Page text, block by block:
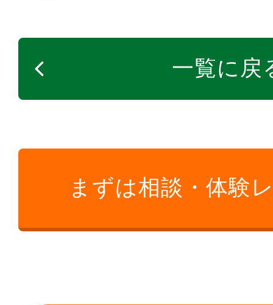
一覧に戻
まずは相談・体験